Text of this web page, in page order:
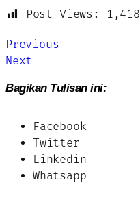
Post Views: 1,418
Previous
Next
Bagikan Tulisan ini:
Facebook
Twitter
Linkedin
Whatsapp